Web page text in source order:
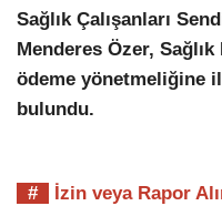
Sağlık Çalışanları
Menderes Özer, Sağlık
ödeme yönetmeliğine
bulundu.
#
İzin veya Rapor